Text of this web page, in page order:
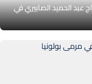
الحميد الصابيري في